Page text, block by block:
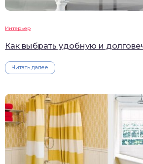
Интерьер
Как выбрать удобную и
Читать далее